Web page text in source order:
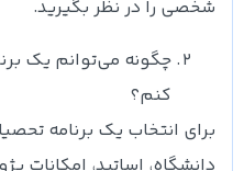
شخصی را در نظر بگیرید.
چگونه می‌توانم یک
کنم؟
برای انتخاب یک برنامه